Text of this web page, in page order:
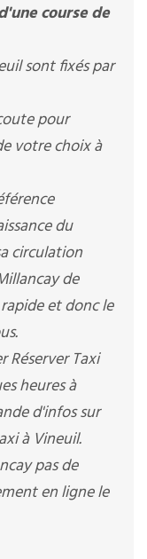
course de
sont fixés par
pour
votre choix à
du
circulation
de
et donc le
Réserver Taxi
heures à
d'infos sur
à Vineuil.
pas de
en ligne le